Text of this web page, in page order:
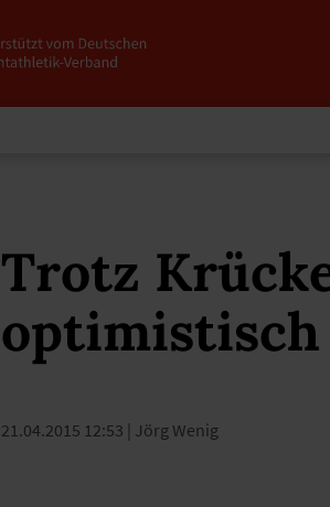
Trotz
optimistisch
21.04.2015 12:53 | Jörg Wenig